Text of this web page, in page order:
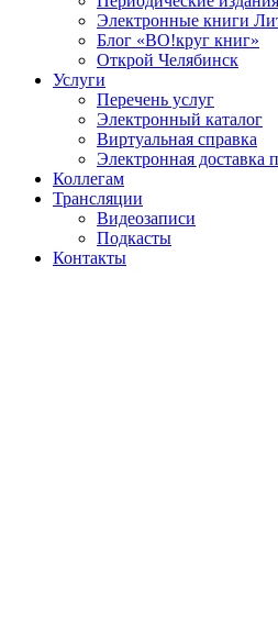
Электронные книги
Блог «ВО!круг книг»
Открой Челябинск
Услуги
Перечень услуг
Электронный каталог
Виртуальная справка
Электронная доставка
Коллегам
Трансляции
Видеозаписи
Подкасты
Контакты